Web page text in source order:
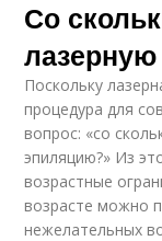
Со
Поскольку
процедура для
вопрос: «со
эпиляцию?» Из
возрастные
возрасте можно
нежелательных